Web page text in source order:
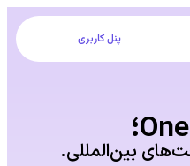
پنل کاربری
بین‌المللی.